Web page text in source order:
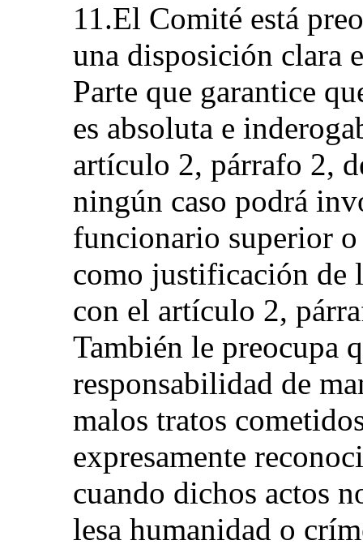
11.El Comité está
una disposición clara
Parte que garantice
es absoluta e
artículo 2, párrafo 2,
ningún caso podrá
funcionario superior
como justificación de
con el artículo 2,
También le preocupa
responsabilidad de
malos tratos
expresamente
cuando dichos actos
lesa humanidad o